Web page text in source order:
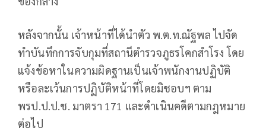
หลังจากนั้น เจ้าหน้าที่ได้นำตัว พ.ต.ท.ณัฐพล ไปจัด
ทำบันทึกการจับกุมที่สถานีตำรวจภูธรโคกสำโรง โดย
แจ้งข้อหาในความผิดฐานเป็นเจ้าพนักงานปฏิบัติ
หรือละเว้นการปฏิบัติหน้าที่โดยมิชอบฯ ตาม
พรป.ป.ป.ช. มาตรา 171 และดำเนินคดีตามกฎหมาย
ต่อไป